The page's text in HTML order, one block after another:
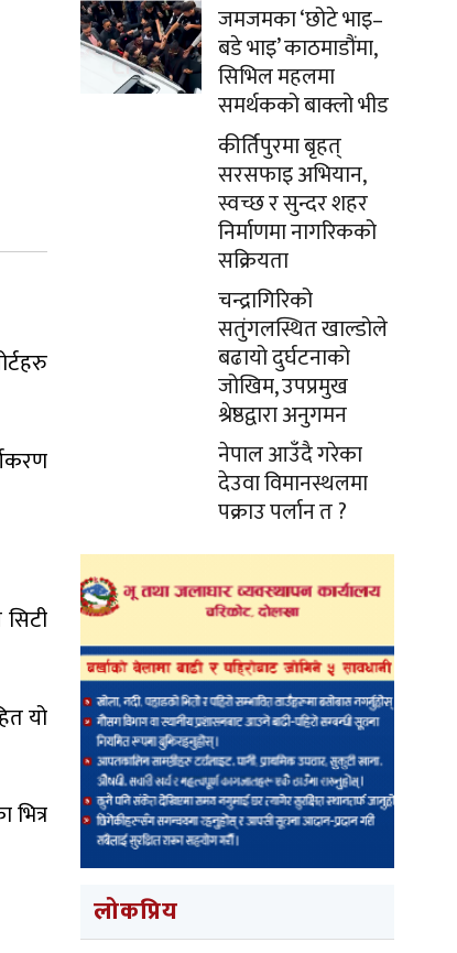
यो
जमजमका ‘छोटे भाइ–
बडे भाइ’ काठमाडौंमा,
सिभिल महलमा
समर्थकको बाक्लो भीड
कीर्तिपुरमा बृहत्
सरसफाइ अभियान,
स्वच्छ र सुन्दर शहर
निर्माणमा नागरिकको
सक्रियता
चन्द्रागिरिको
सतुंगलस्थित खाल्डोले
बढायो दुर्घटनाको
जोखिम, उपप्रमुख
श्रेष्ठद्वारा अनुगमन
नेपाल आउँदै गरेका
देउवा विमानस्थलमा
पक्राउ पर्लान त ?
लोकप्रिय